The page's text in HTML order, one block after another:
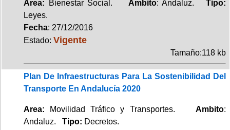
Area: Bienestar Social. Ambito: Andaluz.Tipo:
Leyes.
Fecha: 27/12/2016
Estado: Vigente
Tamaño:118 kb
Plan De Infraestructuras Para La Sostenibilidad Del
Transporte En Andalucía 2020
Area: Movilidad Tráfico y Transportes. Ambito:
Andaluz. Tipo: Decretos.